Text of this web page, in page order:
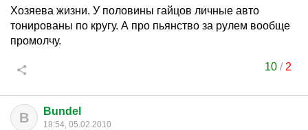
Хозяева жизни. У половины гайцов личные авто
тонированы по кругу. А про пьянство за рулем вообще
промолчу.
10 / 2
B Bundel
18:54, 05.02.2010